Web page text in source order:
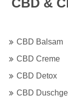
CBD &
CBD Balsam
CBD Creme
CBD Detox
CBD Duschgel